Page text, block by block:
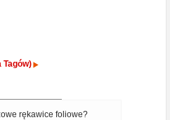
Tagów)
rękawice foliowe?